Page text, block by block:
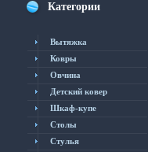
Категории
Вытяжка
Ковры
Овчина
Детский ковер
Шкаф-купе
Столы
Cтулья